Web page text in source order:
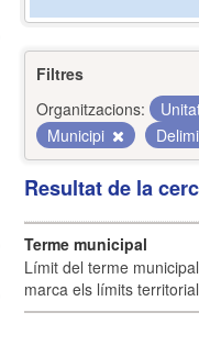
Filtres
Organitzacions:
Municipi
Resultat de la
Terme municipal
Límit del terme
marca els límits